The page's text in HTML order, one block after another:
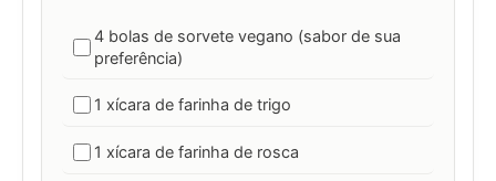
4 bolas de sorvete vegano (sabor de sua
preferência)
1 xícara de farinha de trigo
1 xícara de farinha de rosca